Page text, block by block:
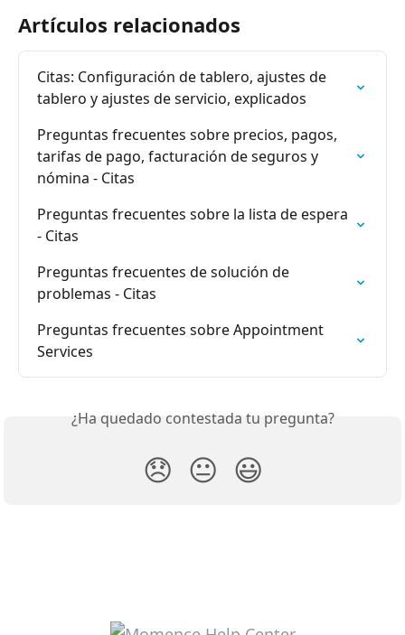
Artículos relacionados
Citas: Configuración de tablero, ajustes de
tablero y ajustes de servicio, explicados
Preguntas frecuentes sobre precios, pagos,
tarifas de pago, facturación de seguros y
nómina - Citas
Preguntas frecuentes sobre la lista de espera
- Citas
Preguntas frecuentes de solución de
problemas - Citas
Preguntas frecuentes sobre Appointment
Services
¿Ha quedado contestada tu pregunta?
😞 😐 😃